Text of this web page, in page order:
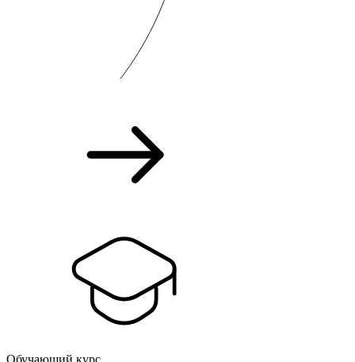
Обучающий курс